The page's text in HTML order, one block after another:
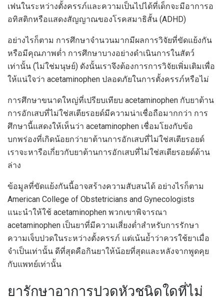
เฟนในระหว่างตั้งครรภ์และความเป็นไปได้ที่เด็กจะมีอาการอ
อทิสติกหรือแสดงสัญญาณของโรคสมาธิสั้น (ADHD)
อย่างไรก็ตาม การศึกษาจำนวนมากมีผลการวิจัยที่ขัดแย้งกัน
หรือมีคุณภาพต่ำ การศึกษาบางอย่างดำเนินการในสัตว์
เท่านั้น (ไม่ใช่มนุษย์) ดังนั้นเราจึงต้องการการวิจัยเพิ่มเติมเพื่อ
ให้แน่ใจว่า acetaminophen ปลอดภัยในการตั้งครรภ์หรือไม่
การศึกษาขนาดใหญ่ที่เปรียบเทียบ acetaminophen กับยาต้าน
การอักเสบที่ไม่ใช่สเตียรอยด์มีความน่าเชื่อถือมากกว่า การ
ศึกษานี้แสดงให้เห็นว่า acetaminophen เชื่อมโยงกับข้อ
บกพร่องที่เกิดน้อยกว่ายาต้านการอักเสบที่ไม่ใช่สเตียรอยด์
เราจะหารือเกี่ยวกับยาต้านการอักเสบที่ไม่ใช่สเตียรอยด์ด้าน
ล่าง
ข้อมูลที่ขัดแย้งกันนี้อาจสร้างความสับสนได้ อย่างไรก็ตาม
American College of Obstetricians and Gynecologists
แนะนำให้ใช้ acetaminophen พวกเขาพิจารณา
acetaminophen เป็นยาที่มีความเสี่ยงต่ำสำหรับการรักษา
ความเจ็บปวดในระหว่างตั้งครรภ์ แต่เน้นย้ำว่าควรใช้ยาเมื่อ
จำเป็นเท่านั้น ดีที่สุดคือกินยาให้น้อยที่สุดและหลังจากพูดคุย
กับแพทย์เท่านั้น
ยารักษาอาการปวดหัวชนิดใดที่ไม่